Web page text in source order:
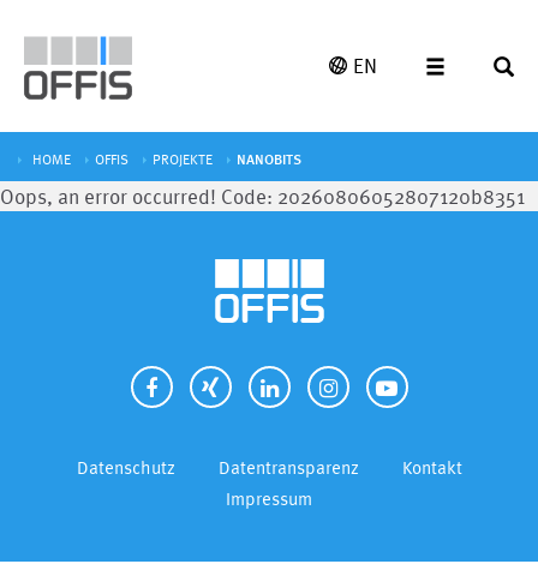
EN
HOME OFFIS PROJEKTE NANOBITS
Oops, an error occurred! Code: 20260806052807120b8351
Datenschutz Datentransparenz
Kontakt
Impressum